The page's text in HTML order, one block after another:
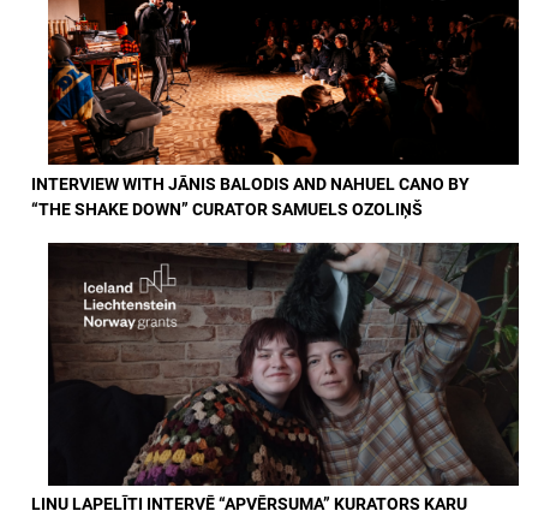
INTERVIEW WITH JĀNIS BALODIS AND NAHUEL CANO BY
“THE SHAKE DOWN” CURATOR SAMUELS OZOLIŅŠ
LINU LAPELĪTI INTERVĒ “APVĒRSUMA” KURATORS KARU